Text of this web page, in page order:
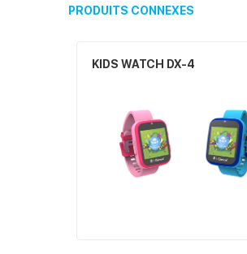
PRODUITS CONNEXES
KIDS WATCH DX-4